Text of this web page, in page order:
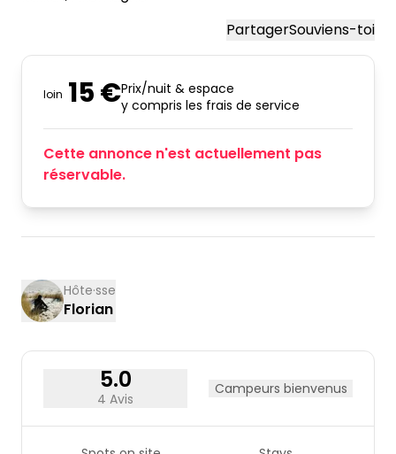
PartagerSouviens-toi
loin 15 €Prix/nuit & espace
y compris les frais de service
Cette annonce n'est actuellement pas
réservable.
Hôte·sse
Florian
5.0
4 Avis
Campeurs bienvenus